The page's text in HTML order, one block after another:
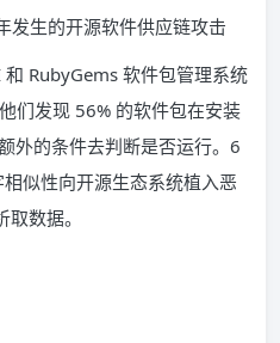
RubyGems 软件包管理系统
们发现 56% 的软件包在安装
外的条件去判断是否运行。6
似性向开源生态系统植入恶
数据。